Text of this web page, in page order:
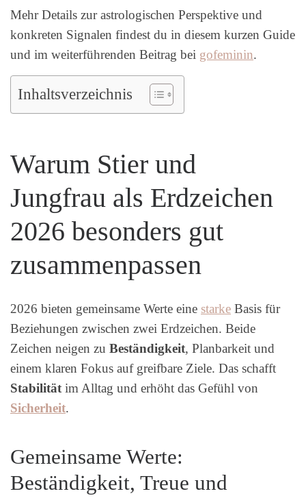
Mehr Details zur astrologischen Perspektive und
konkreten Signalen findest du in diesem kurzen Guide
und im weiterführenden Beitrag bei gofeminin.
Inhaltsverzeichnis
Warum Stier und
Jungfrau als Erdzeichen
2026 besonders gut
zusammenpassen
2026 bieten gemeinsame Werte eine starke Basis für
Beziehungen zwischen zwei Erdzeichen. Beide
Zeichen neigen zu Beständigkeit, Planbarkeit und
einem klaren Fokus auf greifbare Ziele. Das schafft
Stabilität im Alltag und erhöht das Gefühl von
Sicherheit.
Gemeinsame Werte:
Beständigkeit, Treue und